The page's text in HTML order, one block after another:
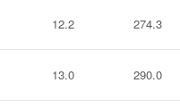
12.2 274.3
13.0 290.0